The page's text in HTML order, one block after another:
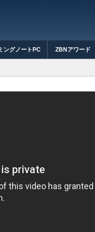
ングノートPC ZBNアワード